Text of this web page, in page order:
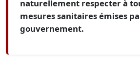
naturellement respecter à
mesures sanitaires émises
gouvernement.